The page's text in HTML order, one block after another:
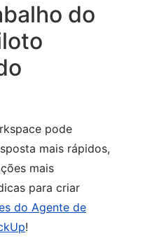
do
pode
mais rápidos,
mais
para criar
do Agente de
!